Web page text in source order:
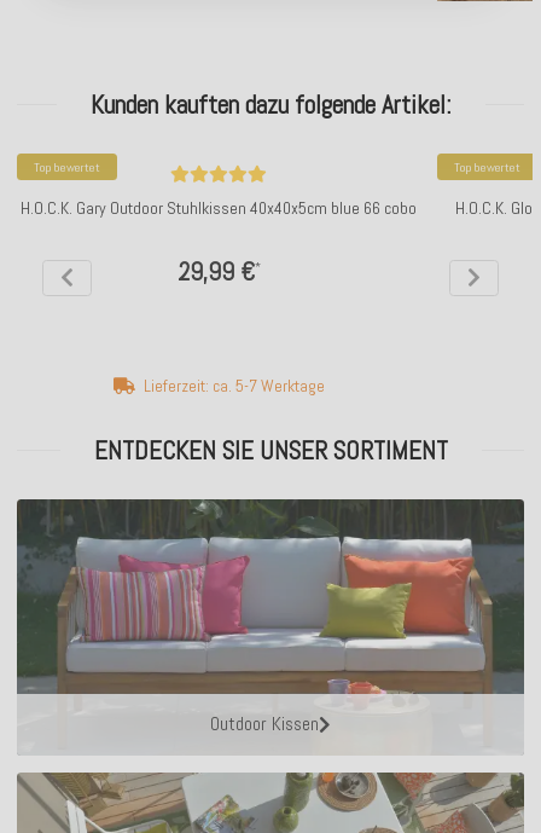
Kunden kauften dazu folgende Artikel:
Top bewertet
H.O.C.K. Gary Outdoor Stuhlkissen 40x40x5cm blue 66 cobo
29,99 €*
Lieferzeit: ca. 5-7 Werktage
Top bewertet
H.O.C.K.
ENTDECKEN SIE UNSER SORTIMENT
Outdoor Kissen